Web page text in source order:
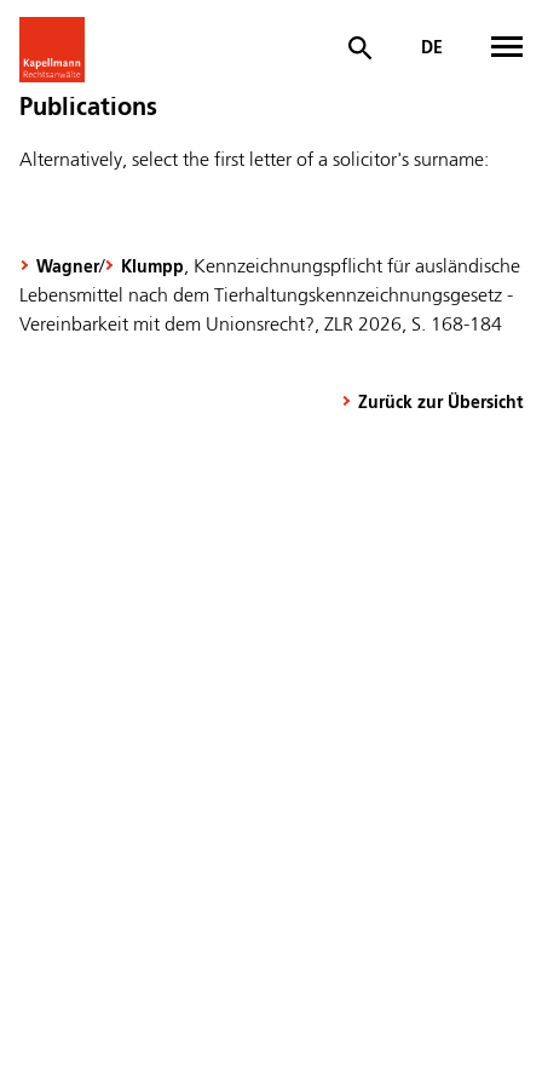
DE
Publications
Alternatively, select the first letter of a solicitor's surname:
Wagner/ Klumpp, Kennzeichnungspflicht für ausländische
Lebensmittel nach dem Tierhaltungskennzeichnungsgesetz -
Vereinbarkeit mit dem Unionsrecht?, ZLR 2026, S. 168-184
Zurück zur Übersicht